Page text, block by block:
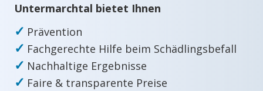
Untermarchtal bietet Ihnen
✓ Prävention
✓ Fachgerechte Hilfe beim Schädlingsbefall
✓ Nachhaltige Ergebnisse
✓ Faire & transparente Preise